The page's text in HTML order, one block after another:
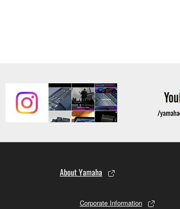
About Yamaha
Corporate Information